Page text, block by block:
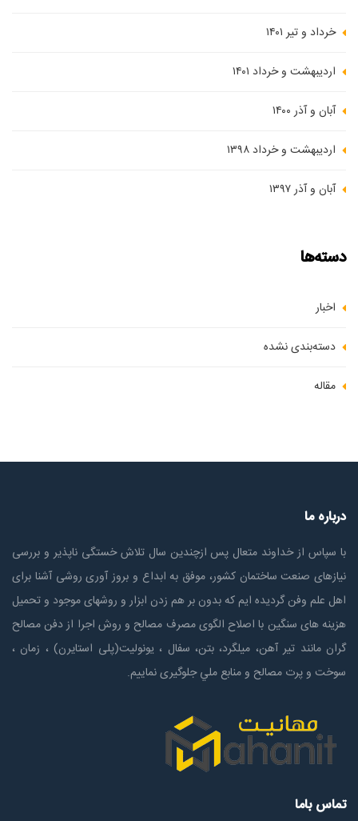
خرداد و تیر ۱۴۰۱
اردیبهشت و خرداد ۱۴۰۱
آبان و آذر ۱۴۰۰
اردیبهشت و خرداد ۱۳۹۸
آبان و آذر ۱۳۹۷
دسته‌ها
اخبار
دسته‌بندی نشده
مقاله
درباره ما
با سپاس از خداوند متعال پس ازچندين سال تلاش خستگی ناپذير و بررسی
نیازهای صنعت ساختمان كشور، موفق به ابداع و بروز آوری روشی آشنا برای
اهل علم وفن گردیده ایم که بدون بر هم زدن ابزار و روشهای موجود و تحمیل
هزینه های سنگین با اصلاح الگوی مصرف مصالح و روش اجرا از دفن مصالح
گران مانند تیر آهن، میلگرد، بتن، سفال ، یونولیت(پلی استايرن) ، زمان ،
سوخت و پرت مصالح و منابع ملي جلوگیری نماییم.
تماس باما